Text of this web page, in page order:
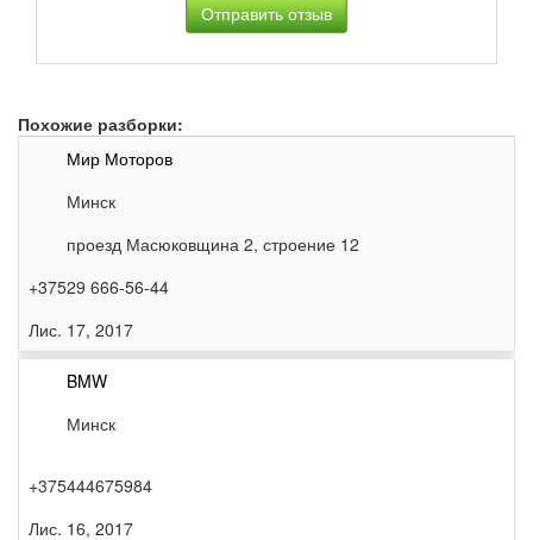
Похожие разборки:
Мир Моторов
Минск
проезд Масюковщина 2, строение 12
+37529 666-56-44
Лис. 17, 2017
BMW
Минск
+375444675984
Лис. 16, 2017